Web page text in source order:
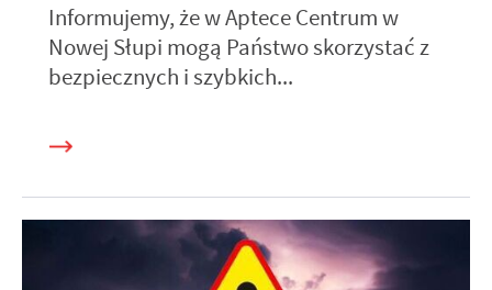
Informujemy, że w Aptece Centrum w
Nowej Słupi mogą Państwo skorzystać z
bezpiecznych i szybkich...